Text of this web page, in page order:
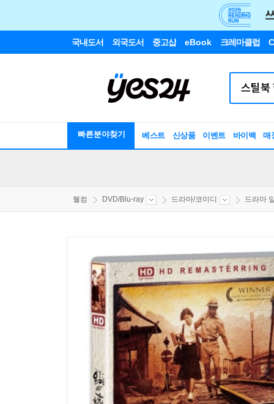
국내도서 외국도서 중고샵 eBook 크레마클럽
빠른분야찾기 베스트 신상품 이벤트 바이백 매
웰컴 DVD/Blu-ray 드라마/코미디 드라마